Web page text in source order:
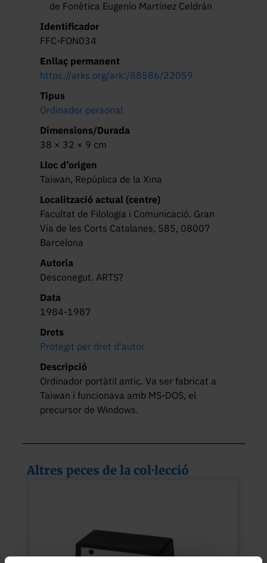
de Fonètica Eugenio Martínez Celdrán
Identificador
FFC-FON034
Enllaç permanent
https://arks.org/ark:/88586/22059
Tipus
Ordinador personal
Dimensions/Durada
38 × 32 × 9 cm
Lloc d’origen
Taiwan, Repúplica de la Xina
Localització actual (centre)
Facultat de Filologia i Comunicació. Gran
Via de les Corts Catalanes, 585, 08007
Barcelona
Autoria
Desconegut. ARTS?
Data
1984-1987
Drets
Protegit per dret d'autor
Descripció
Ordinador portàtil antic. Va ser fabricat a
Taiwan i funcionava amb MS-DOS, el
precursor de Windows.
Altres peces de la col·lecció